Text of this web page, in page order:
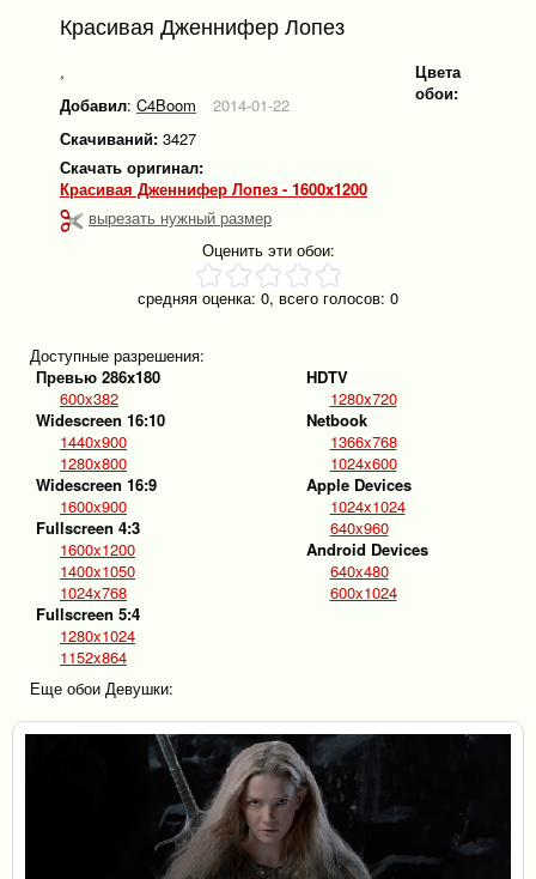
Красивая Дженнифер Лопез
,
Добавил: C4Boom
2014-01-22
Скачиваний: 3427
Скачать оригинал:
Красивая Дженнифер Лопез - 1600x1200
вырезать нужный размер
Цвета
обои:
Оценить эти обои:
средняя оценка: 0, всего голосов: 0
Доступные разрешения:
Превью 286x180
600x382
Widescreen 16:10
1440x900
1280x800
Widescreen 16:9
1600x900
Fullscreen 4:3
1600x1200
1400x1050
1024x768
Fullscreen 5:4
1280x1024
1152x864
HDTV
1280x720
Netbook
1366x768
1024x600
Apple Devices
1024x1024
640x960
Android Devices
640x480
600x1024
Еще обои Девушки: